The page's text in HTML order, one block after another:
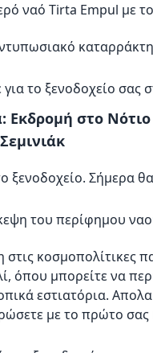
ναό Tirta Empul με
για το ξενοδοχείο
Εκδρομή στο
ξενοδοχείο. Σήμερα
του περίφημου
στις κοσμοπολίτικες
όπου μπορείτε να
εστιατόρια.
με το πρώτο σας